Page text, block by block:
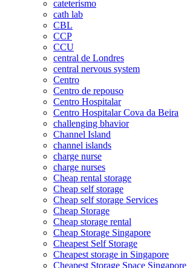
cateterismo
cath lab
CBL
CCP
CCU
central de Londres
central nervous system
Centro
Centro de repouso
Centro Hospitalar
Centro Hospitalar Cova da Beira
challenging bhavior
Channel Island
channel islands
charge nurse
charge nurses
Cheap rental storage
Cheap self storage
Cheap self storage Services
Cheap Storage
Cheap storage rental
Cheap Storage Singapore
Cheapest Self Storage
Cheapest storage in Singapore
Cheapest Storage Space Singapore